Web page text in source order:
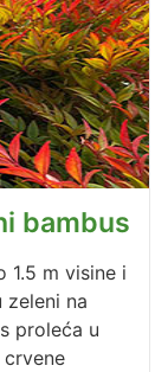
bambus
1.5 m visine i
na
proleća u